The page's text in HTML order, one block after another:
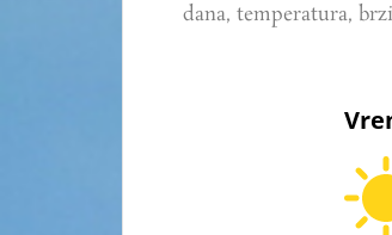
dana, temperatura,